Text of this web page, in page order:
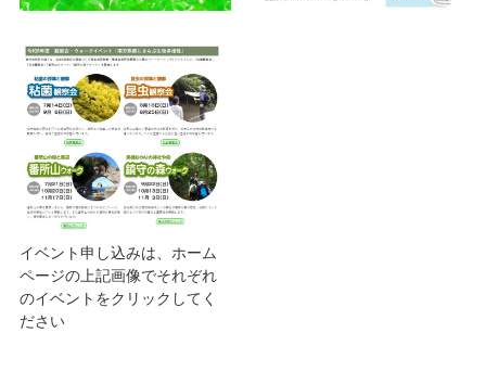
イベント申し込みは、ホーム
ページの上記画像でそれぞれ
のイベントをクリックしてく
ださい